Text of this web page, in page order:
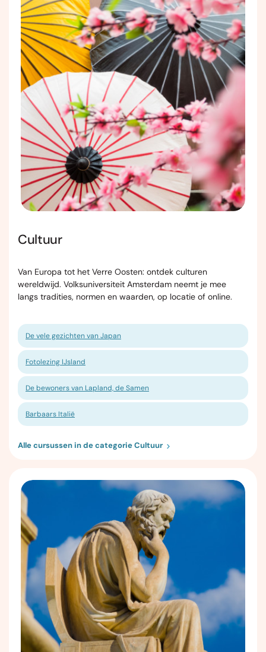
Cultuur
Van Europa tot het Verre Oosten: ontdek culturen
wereldwijd. Volksuniversiteit Amsterdam neemt je mee
langs tradities, normen en waarden, op locatie of online.
De vele gezichten van Japan
Fotolezing IJsland
De bewoners van Lapland, de Samen
Barbaars Italië
Alle cursussen in de categorie Cultuur